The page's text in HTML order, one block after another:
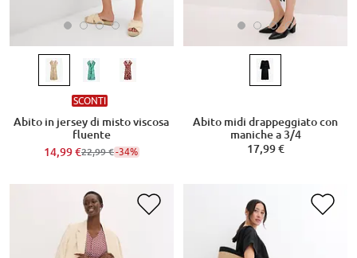
SCONTI
Abito in jersey di misto viscosa
fluente
14,99 €22,99 €-34%
Abito midi drappeggiato con
maniche a 3/4
17,99 €